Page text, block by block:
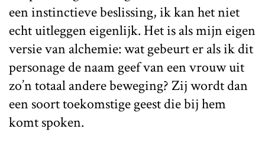
een instinctieve beslissing, ik kan het niet
echt uitleggen eigenlijk. Het is als mijn eigen
versie van alchemie: wat gebeurt er als ik dit
personage de naam geef van een vrouw uit
zo’n totaal andere beweging? Zij wordt dan
een soort toekomstige geest die bij hem
komt spoken.